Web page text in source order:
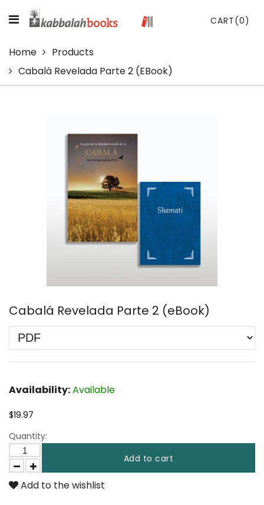
CART(0)
Home
Products
Cabalá Revelada Parte 2 (eBook)
Cabalá Revelada Parte 2 (eBook)
Availability:Available
$19.97
Quantity:
Add to cart
Add to the wishlist